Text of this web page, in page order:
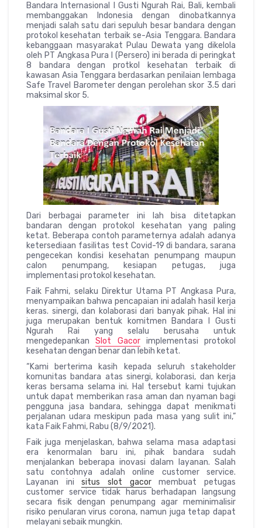
Bandara Internasional I Gusti Ngurah Rai, Bali, kembali
membanggakan Indonesia dengan dinobatkannya
menjadi salah satu dari sepuluh besar bandara dengan
protokol kesehatan terbaik se-Asia Tenggara. Bandara
kebanggaan masyarakat Pulau Dewata yang dikelola
oleh PT Angkasa Pura I (Persero) ini berada di peringkat
8 bandara dengan protkol kesehatan terbaik di
kawasan Asia Tenggara berdasarkan penilaian lembaga
Safe Travel Barometer dengan perolehan skor 3.5 dari
maksimal skor 5.
Dari berbagai parameter ini lah bisa ditetapkan
bandaran dengan protokol kesehatan yang paling
ketat. Beberapa contoh parameternya adalah adanya
ketersediaan fasilitas test Covid-19 di bandara, sarana
pengecekan kondisi kesehatan penumpang maupun
calon penumpang, kesiapan petugas, juga
implementasi protokol kesehatan.
Faik Fahmi, selaku Direktur Utama PT Angkasa Pura,
menyampaikan bahwa pencapaian ini adalah hasil kerja
keras. sinergi, dan kolaborasi dari banyak pihak. Hal ini
juga merupakan bentuk komitmen Bandara I Gusti
Ngurah Rai yang selalu berusaha untuk
mengedepankanSlot Gacorimplementasi protokol
kesehatan dengan benar dan lebih ketat.
“Kami berterima kasih kepada seluruh stakeholder
komunitas bandara atas sinergi, kolaborasi, dan kerja
keras bersama selama ini. Hal tersebut kami tujukan
untuk dapat memberikan rasa aman dan nyaman bagi
pengguna jasa bandara, sehingga dapat menikmati
perjalanan udara meskipun pada masa yang sulit ini,”
kata Faik Fahmi, Rabu (8/9/2021).
Faik juga menjelaskan, bahwa selama masa adaptasi
era kenormalan baru ini, pihak bandara sudah
menjalankan beberapa inovasi dalam layanan. Salah
satu contohnya adalah online customer service.
Layanan inisitus slot gacor
membuat petugas
customer service tidak harus berhadapan langsung
secara fisik dengan penumpang agar meminimalisir
risiko penularan virus corona, namun juga tetap dapat
melayani sebaik mungkin.